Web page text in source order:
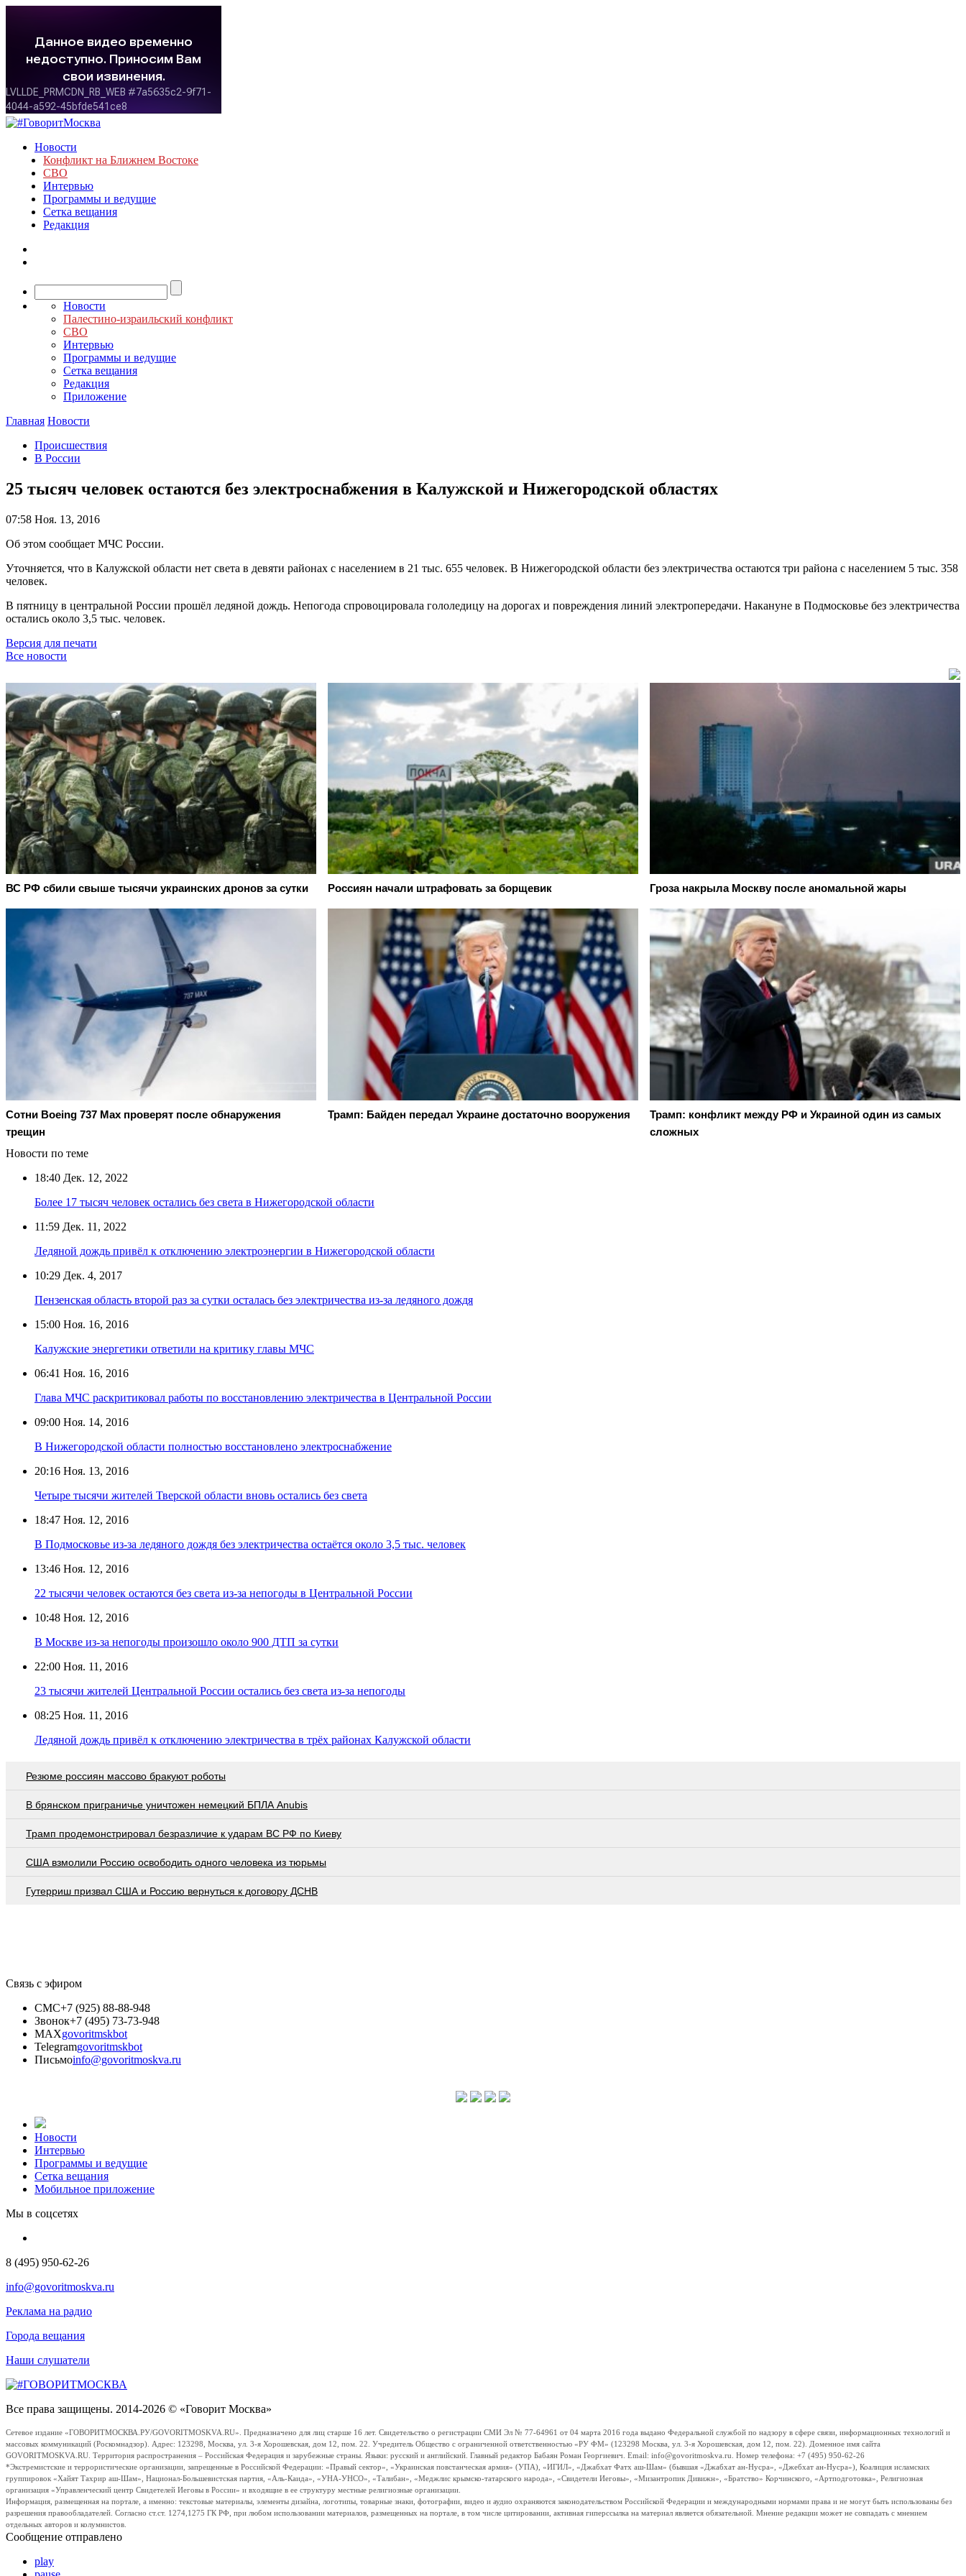
Новости
Конфликт на Ближнем Востоке
СВО
Интервью
Программы и ведущие
Сетка вещания
Редакция
Новости
Палестино-израильский конфликт
СВО
Интервью
Программы и ведущие
Сетка вещания
Редакция
Приложение
Главная Новости
Происшествия
В России
25 тысяч человек остаются без электроснабжения в Калужской и Нижегородской областях
07:58 Ноя. 13, 2016
Об этом сообщает МЧС России.
Уточняется, что в Калужской области нет света в девяти районах с населением в 21 тыс. 655 человек. В Нижегородской области без электричества остаются три района с населением 5 тыс. 358
человек.
В пятницу в центральной России прошёл ледяной дождь. Непогода спровоцировала гололедицу на дорогах и повреждения линий электропередачи. Накануне в Подмосковье без электричества
остались около 3,5 тыс. человек.
Версия для печати
Все новости
ВС РФ сбили свыше тысячи украинских дронов за сутки Россиян начали штрафовать за борщевик Гроза накрыла Москву после аномальной жары
Сотни Boeing 737 Max проверят после обнаружения
трещин
Трамп: Байден передал Украине достаточно вооружения
Трамп: конфликт между РФ и Украиной один из самых
сложных
Новости по теме
18:40 Дек. 12, 2022
Более 17 тысяч человек остались без света в Нижегородской области
11:59 Дек. 11, 2022
Ледяной дождь привёл к отключению электроэнергии в Нижегородской области
10:29 Дек. 4, 2017
Пензенская область второй раз за сутки осталась без электричества из-за ледяного дождя
15:00 Ноя. 16, 2016
Калужские энергетики ответили на критику главы МЧС
06:41 Ноя. 16, 2016
Глава МЧС раскритиковал работы по восстановлению электричества в Центральной России
09:00 Ноя. 14, 2016
В Нижегородской области полностью восстановлено электроснабжение
20:16 Ноя. 13, 2016
Четыре тысячи жителей Тверской области вновь остались без света
18:47 Ноя. 12, 2016
В Подмосковье из-за ледяного дождя без электричества остаётся около 3,5 тыс. человек
13:46 Ноя. 12, 2016
22 тысячи человек остаются без света из-за непогоды в Центральной России
10:48 Ноя. 12, 2016
В Москве из-за непогоды произошло около 900 ДТП за сутки
22:00 Ноя. 11, 2016
23 тысячи жителей Центральной России остались без света из-за непогоды
08:25 Ноя. 11, 2016
Ледяной дождь привёл к отключению электричества в трёх районах Калужской области
Резюме россиян массово бракуют роботы
В брянском приграничье уничтожен немецкий БПЛА Anubis
Трамп продемонстрировал безразличие к ударам ВС РФ по Киеву
США взмолили Россию освободить одного человека из тюрьмы
Гутерриш призвал США и Россию вернуться к договору ДСНВ
Связь с эфиром
СМС+7 (925) 88-88-948
Звонок+7 (495) 73-73-948
MAXgovoritmskbot
Telegramgovoritmskbot
Письмоinfo@govoritmoskva.ru
Новости
Интервью
Программы и ведущие
Сетка вещания
Мобильное приложение
Мы в соцсетях
8 (495) 950-62-26
info@govoritmoskva.ru
Реклама на радио
Города вещания
Наши слушатели
Все права защищены. 2014-2026 © «Говорит Москва»
Сетевое издание «ГОВОРИТМОСКВА.РУ/GOVORITMOSKVA.RU». Предназначено для лиц старше 16 лет. Свидетельство о регистрации СМИ Эл № 77-64961 от 04 марта 2016 года выдано Федеральной службой по надзору в сфере связи, информационных технологий и
массовых коммуникаций (Роскомнадзор). Адрес: 123298, Москва, ул. 3-я Хорошевская, дом 12, пом. 22. Учредитель Общество с ограниченной ответственностью «РУ ФМ» (123298 Москва, ул. 3-я Хорошевская, дом 12, пом. 22). Доменное имя сайта
GOVORITMOSKVA.RU. Территория распространения – Российская Федерация и зарубежные страны. Языки: русский и английский. Главный редактор Бабаян Роман Георгиевич. Email: info@govoritmoskva.ru. Номер телефона: +7 (495) 950-62-26
*Экстремистские и террористические организации, запрещенные в Российской Федерации: «Правый сектор», «Украинская повстанческая армия» (УПА), «ИГИЛ», «Джабхат Фатх аш-Шам» (бывшая «Джабхат ан-Нусра», «Джебхат ан-Нусра»), Коалиция исламских
группировок «Хайят Тахрир аш-Шам», Национал-Большевистская партия, «Аль-Каида», «УНА-УНСО», «Талибан», «Меджлис крымско-татарского народа», «Свидетели Иеговы», «Мизантропик Дивижн», «Братство» Корчинского, «Артподготовка», Религиозная
организация «Управленческий центр Свидетелей Иеговы в России» и входящие в ее структуру местные религиозные организации.
Информация, размещенная на портале, а именно: текстовые материалы, элементы дизайна, логотипы, товарные знаки, фотографии, видео и аудио охраняются законодательством Российской Федерации и международными нормами права и не могут быть использованы без
разрешения правообладателей. Согласно ст.ст. 1274,1275 ГК РФ, при любом использовании материалов, размещенных на портале, в том числе цитировании, активная гиперссылка на материал является обязательной. Мнение редакции может не совпадать с мнением
отдельных авторов и колумнистов.
Сообщение отправлено
play